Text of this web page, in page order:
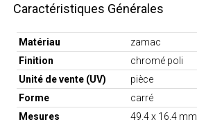
Caractéristiques Générales
Matériau
zamac
Finition
chromé poli
Unité de vente (UV)
pièce
Forme
carré
Mesures
49.4 x 16.4 mm